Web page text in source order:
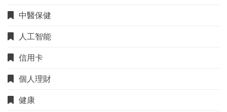
中醫保健
人工智能
信用卡
個人理財
健康